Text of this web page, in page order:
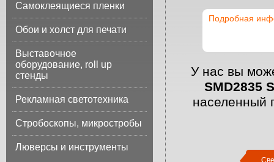
Самоклеящиеся пленки
Обои и холст для печати
Выставочное
оборудование, roll up
стенды
Рекламная светотехника
Стробоскопы, микростробы
Люверсы и инструменты
Подробная
У нас вы
SMD2835
населенный